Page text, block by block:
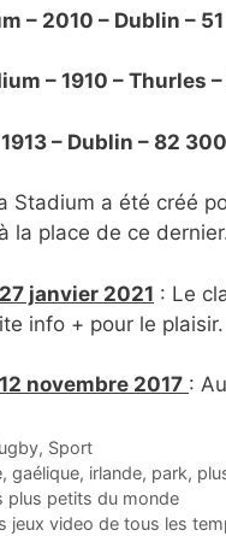
– 2010 – Dublin –
– 1910 – Thurles
1913 – Dublin – 82
Stadium a été créé
la place de ce
janvier 2021 : Le
info + pour le plaisir.
novembre 2017 :
, Sport
, gaélique, irlande, park,
plus petits du monde
jeux video de tous les